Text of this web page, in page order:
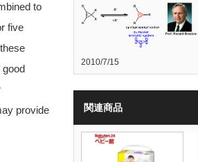
to
five
good
provide
2010/7/15
関連商品